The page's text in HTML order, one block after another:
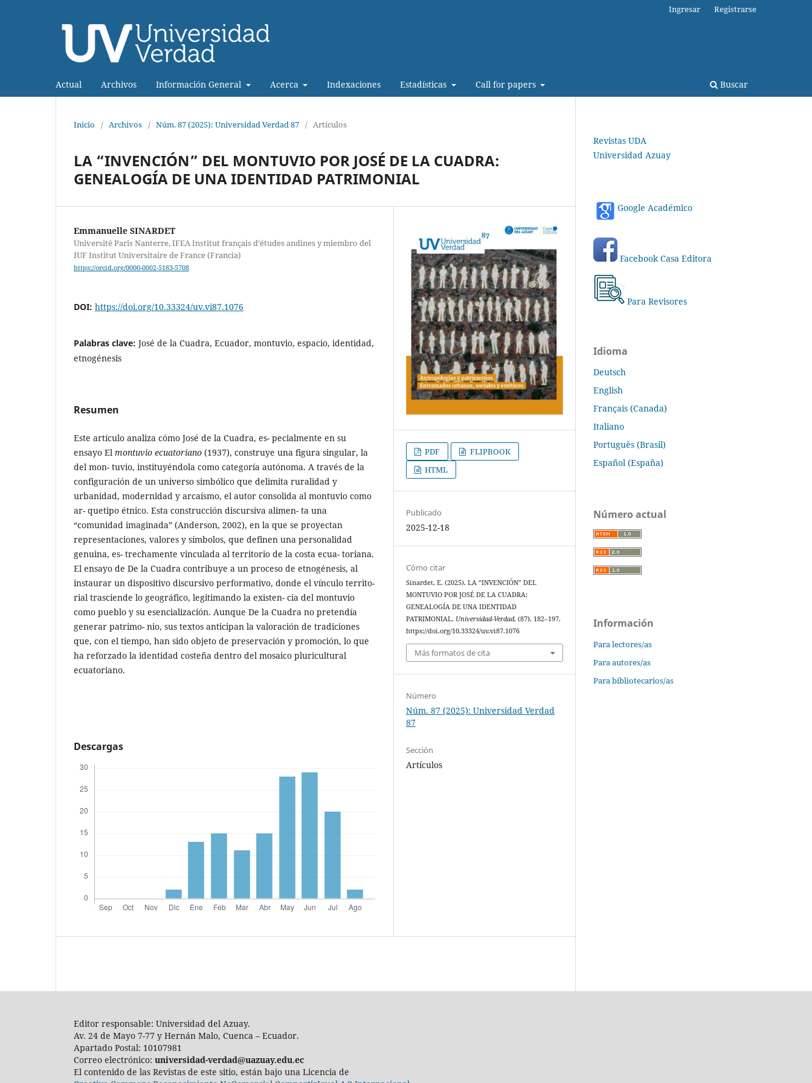
Actual Archivos Información General Acerca Indexaciones Estadísticas Call for papers Buscar
Ingresar Registrarse
Inicio / Archivos / Núm. 87 (2025): Universidad Verdad 87 / Artículos
LA “INVENCIÓN” DEL MONTUVIO POR JOSÉ DE LA CUADRA:
GENEALOGÍA DE UNA IDENTIDAD PATRIMONIAL
Emmanuelle SINARDET
Université Paris Nanterre, IFEA Institut français d’études andines y miembro del
IUF Institut Universitaire de France (Francia)
https://orcid.org/0000-0002-5183-5708
DOI: https://doi.org/10.33324/uv.vi87.1076
Palabras clave: José de la Cuadra, Ecuador, montuvio, espacio, identidad,
etnogénesis
Resumen
Este artículo analiza cómo José de la Cuadra, es- pecialmente en su
ensayo El montuvio ecuatoriano (1937), construye una figura singular, la
del mon- tuvio, instituyéndola como categoría autónoma. A través de la
configuración de un universo simbólico que delimita ruralidad y
urbanidad, modernidad y arcaísmo, el autor consolida al montuvio como
ar- quetipo étnico. Esta construcción discursiva alimen- ta una
“comunidad imaginada” (Anderson, 2002), en la que se proyectan
representaciones, valores y símbolos, que definen una personalidad
genuina, es- trechamente vinculada al territorio de la costa ecua- toriana.
El ensayo de De la Cuadra contribuye a un proceso de etnogénesis, al
instaurar un dispositivo discursivo performativo, donde el vínculo territo-
rial trasciende lo geográfico, legitimando la existen- cia del montuvio
como pueblo y su esencialización. Aunque De la Cuadra no pretendía
generar patrimo- nio, sus textos anticipan la valoración de tradiciones
que, con el tiempo, han sido objeto de preservación y promoción, lo que
ha reforzado la identidad costeña dentro del mosaico pluricultural
ecuatoriano.
Descargas
PDF
FLIPBOOK
HTML
Publicado
2025-12-18
Cómo citar
Sinardet, E. (2025). LA “INVENCIÓN” DEL
MONTUVIO POR JOSÉ DE LA CUADRA:
GENEALOGÍA DE UNA IDENTIDAD
PATRIMONIAL. Universidad-Verdad, (87), 182–197.
https://doi.org/10.33324/uv.vi87.1076
Más formatos de cita
Número
Núm. 87 (2025): Universidad Verdad
87
Sección
Artículos
Revistas UDA
Universidad Azuay
Google Académico
Facebook Casa Editora
Para Revisores
Idioma
Deutsch
English
Français (Canada)
Italiano
Português (Brasil)
Español (España)
Número actual
Información
Para lectores/as
Para autores/as
Para bibliotecarios/as
Editor responsable: Universidad del Azuay.
Av. 24 de Mayo 7-77 y Hernán Malo, Cuenca – Ecuador.
Apartado Postal: 10107981
Correo electrónico: universidad-verdad@uazuay.edu.ec
El contenido de las Revistas de este sitio, están bajo una Licencia de